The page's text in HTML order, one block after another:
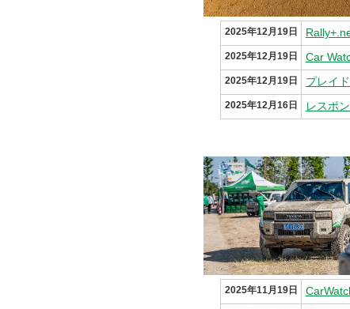
2025年12月19日
2025年12月19日 Car
2025年12月19日 プレイ
2025年12月16日 レスポ
2025年11月19日